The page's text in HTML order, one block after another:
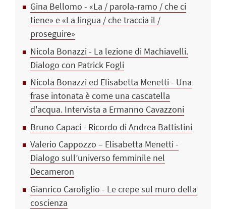
Gina Bellomo - «La / parola-ramo / che ci
tiene» e «La lingua / che traccia il /
proseguire»
Nicola Bonazzi - La lezione di Machiavelli.
Dialogo con Patrick Fogli
Nicola Bonazzi ed Elisabetta Menetti - Una
frase intonata è come una cascatella
d'acqua. Intervista a Ermanno Cavazzoni
Bruno Capaci - Ricordo di Andrea Battistini
Valerio Cappozzo – Elisabetta Menetti -
Dialogo sull’universo femminile nel
Decameron
Gianrico Carofiglio - Le crepe sul muro della
coscienza